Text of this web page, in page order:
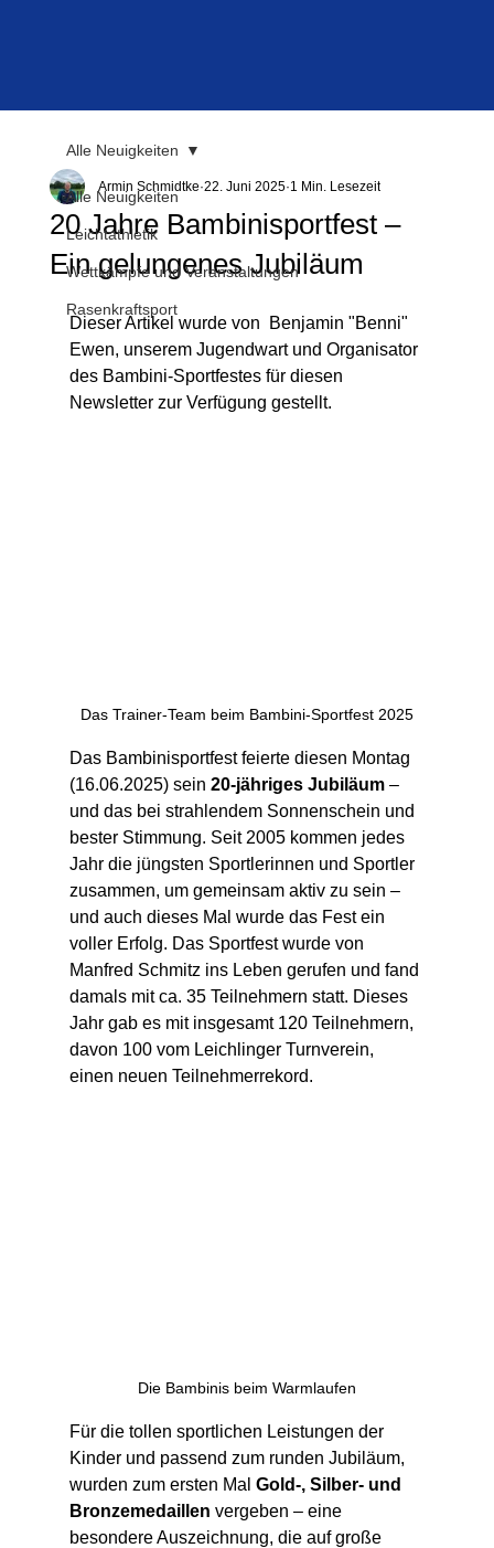
Alle Neuigkeiten
Leichtathletik
Wettkämpfe und Veranstaltungen
Rasenkraftsport
Alle Neuigkeiten
20 Jahre Bambinisportfest –
Ein gelungenes Jubiläum
Armin Schmidtke 22. Juni 2025 1 Min. Lesezeit
Dieser Artikel wurde von  Benjamin "Benni"
Ewen, unserem Jugendwart und Organisator
des Bambini-Sportfestes für diesen
Newsletter zur Verfügung gestellt.
Das Trainer-Team beim Bambini-Sportfest 2025
Das Bambinisportfest feierte diesen Montag
(16.06.2025) sein 20-jähriges Jubiläum –
und das bei strahlendem Sonnenschein und
bester Stimmung. Seit 2005 kommen jedes
Jahr die jüngsten Sportlerinnen und Sportler
zusammen, um gemeinsam aktiv zu sein –
und auch dieses Mal wurde das Fest ein
voller Erfolg. Das Sportfest wurde von
Manfred Schmitz ins Leben gerufen und fand
damals mit ca. 35 Teilnehmern statt. Dieses
Jahr gab es mit insgesamt 120 Teilnehmern,
davon 100 vom Leichlinger Turnverein,
einen neuen Teilnehmerrekord.
Die Bambinis beim Warmlaufen
Für die tollen sportlichen Leistungen der
Kinder und passend zum runden Jubiläum,
wurden zum ersten Mal Gold-, Silber- und
Bronzemedaillen vergeben – eine
besondere Auszeichnung, die auf große